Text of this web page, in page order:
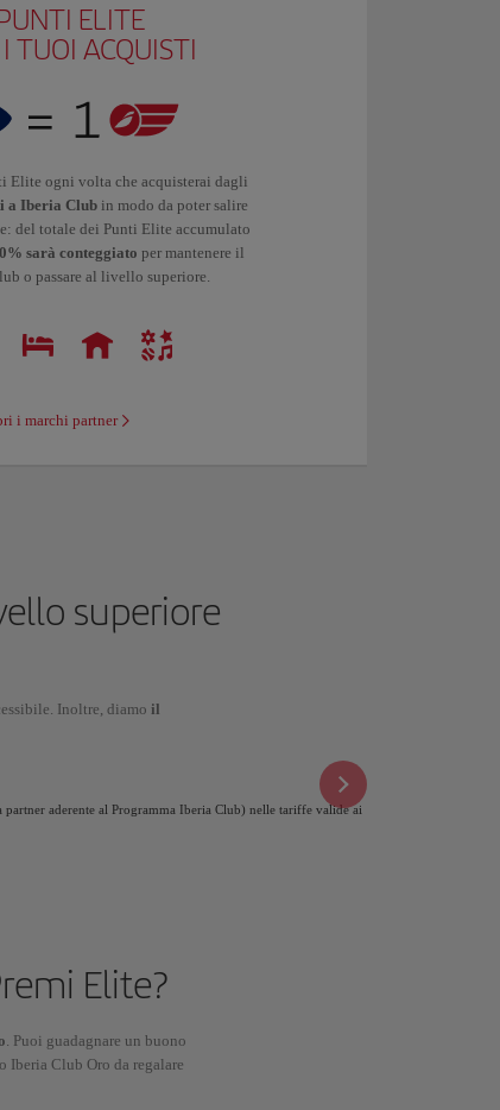
ELITE
TUOI ACQUISTI
Elite ogni volta che acquisterai dagli
a Iberia Club in modo da poter salire
del totale dei Punti Elite accumulato
sarà conteggiato per mantenere il
o passare al livello superiore.
i marchi partner
superiore
Inoltre, diamo il
aderente al Programma Iberia Club) nelle tariffe valide ai
Elite?
. Puoi guadagnare un buono
Club Oro da regalare